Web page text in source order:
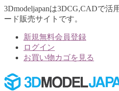
3Dmodeljapanは3DCG,CADで活
ード販売サイトです。
新規無料会員登録
ログイン
お買い物カゴを見る
ナ
ビ
コ
ン